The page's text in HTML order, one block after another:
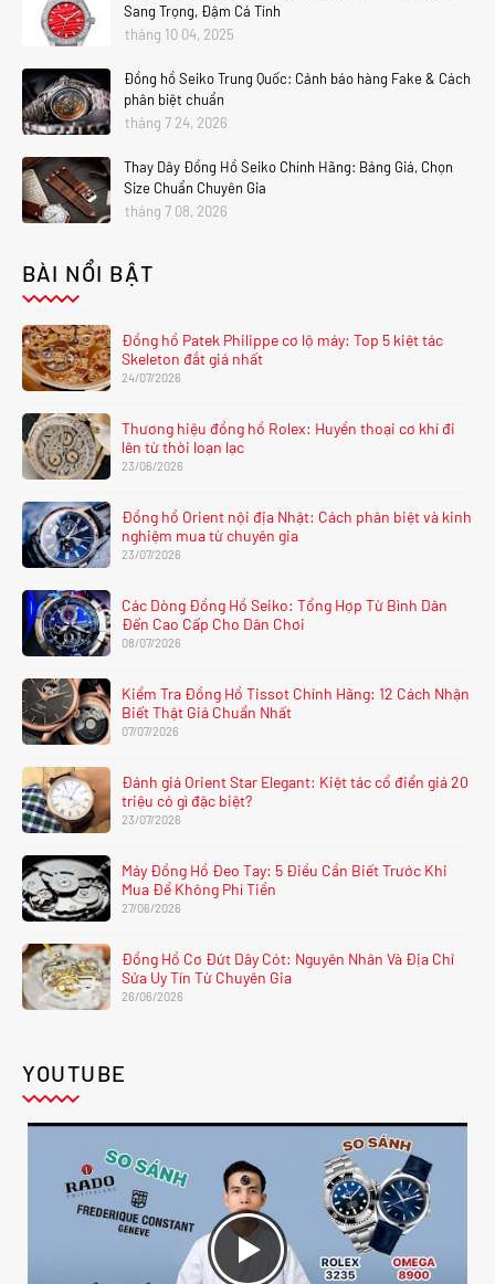
Sang Trọng, Đậm Cá Tính
tháng 10 04, 2025
Đồng hồ Seiko Trung Quốc: Cảnh báo hàng Fake & Cách
phân biệt chuẩn
tháng 7 24, 2026
Thay Dây Đồng Hồ Seiko Chính Hãng: Bảng Giá, Chọn
Size Chuẩn Chuyên Gia
tháng 7 08, 2026
BÀI NỔI BẬT
Đồng hồ Patek Philippe cơ lộ máy: Top 5 kiệt tác
Skeleton đắt giá nhất
24/07/2026
Thương hiệu đồng hồ Rolex: Huyền thoại cơ khí đi
lên từ thời loạn lạc
23/06/2026
Đồng hồ Orient nội địa Nhật: Cách phân biệt và kinh
nghiệm mua từ chuyên gia
23/07/2026
Các Dòng Đồng Hồ Seiko: Tổng Hợp Từ Bình Dân
Đến Cao Cấp Cho Dân Chơi
08/07/2026
Kiểm Tra Đồng Hồ Tissot Chính Hãng: 12 Cách Nhận
Biết Thật Giả Chuẩn Nhất
07/07/2026
Đánh giá Orient Star Elegant: Kiệt tác cổ điển giá 20
triệu có gì đặc biệt?
23/07/2026
Máy Đồng Hồ Đeo Tay: 5 Điều Cần Biết Trước Khi
Mua Để Không Phí Tiền
27/06/2026
Đồng Hồ Cơ Đứt Dây Cót: Nguyên Nhân Và Địa Chỉ
Sửa Uy Tín Từ Chuyên Gia
26/06/2026
YOUTUBE